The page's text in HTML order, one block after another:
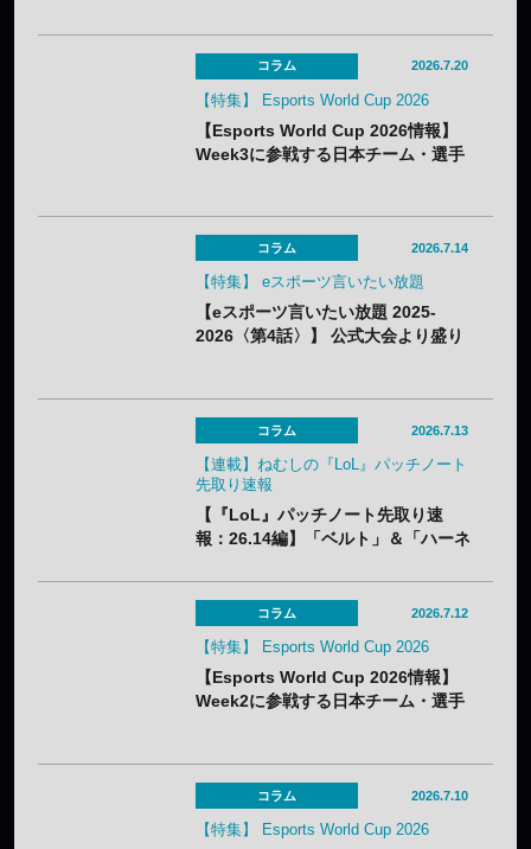
コラム 2026.7.20
【特集】 Esports World Cup 2026
【Esports World Cup 2026情報】
Week3に参戦する日本チーム・選手
コラム 2026.7.14
【特集】 eスポーツ言いたい放題
【eスポーツ言いたい放題 2025-
2026〈第4話〉】 公式大会より盛り
コラム 2026.7.13
【連載】ねむしの『LoL』パッチノート
先取り速報
【『LoL』パッチノート先取り速
報：26.14編】「ベルト」＆「ハーネ
後の戦術に大きな影響？
コラム 2026.7.12
【特集】 Esports World Cup 2026
【Esports World Cup 2026情報】
Week2に参戦する日本チーム・選手
コラム 2026.7.10
【特集】 Esports World Cup 2026